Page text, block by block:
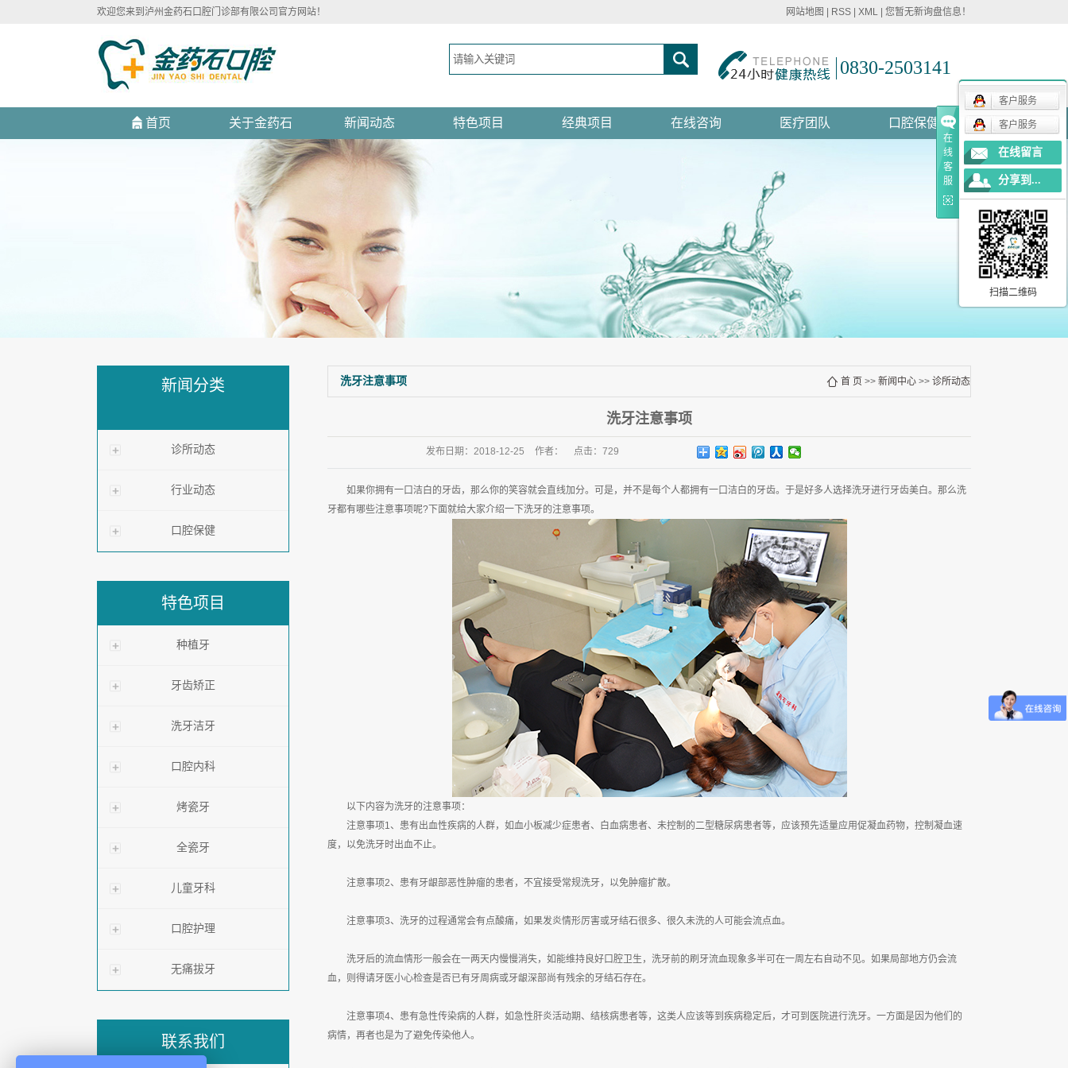
欢迎您来到泸州金药石口腔门诊部有限公司官方网站！ 网站地图 RSS XML 您暂无新询盘信息！
0830-2503141
首页 关于金药石
诊所简介
金药石文化
诊所环境
先进设备
全景展示
新闻动态
诊所动态
行业动态
特色项目
种植牙
洗牙洁牙
烤瓷牙
儿童牙科
经典项目 在线咨询 医疗团队 口腔保健
新闻分类
诊所动态
行业动态
口腔保健
特色项目
种植牙
牙齿矫正
洗牙洁牙
口腔内科
烤瓷牙
全瓷牙
儿童牙科
口腔护理
无痛拔牙
联系我们
洗牙注意事项 首 页 >> 新闻中心 >> 诊所动态
洗牙注意事项
发布日期： 2018-12-25 作者： 点击： 729
如果你拥有一口洁白的牙齿，那么你的笑容就会直线加分。可是，并不是每个人都拥有一口洁白的牙齿。于是好多人选择洗牙进行牙齿美白。那么洗
牙都有哪些注意事项呢?下面就给大家介绍一下洗牙的注意事项。
以下内容为洗牙的注意事项：
注意事项1、患有出血性疾病的人群，如血小板减少症患者、白血病患者、未控制的二型糖尿病患者等，应该预先适量应用促凝血药物，控制凝血速
度，以免洗牙时出血不止。
注意事项2、患有牙龈部恶性肿瘤的患者，不宜接受常规洗牙，以免肿瘤扩散。
注意事项3、洗牙的过程通常会有点酸痛，如果发炎情形厉害或牙结石很多、很久未洗的人可能会流点血。
洗牙后的流血情形一般会在一两天内慢慢消失，如能维持良好口腔卫生，洗牙前的刷牙流血现象多半可在一周左右自动不见。如果局部地方仍会流
血，则得请牙医小心检查是否已有牙周病或牙龈深部尚有残余的牙结石存在。
注意事项4、患有急性传染病的人群，如急性肝炎活动期、结核病患者等，这类人应该等到疾病稳定后，才可到医院进行洗牙。一方面是因为他们的
病情，再者也是为了避免传染他人。
在
线
客
服
客户服务
客户服务
在线留言
分享到...
扫描二维码